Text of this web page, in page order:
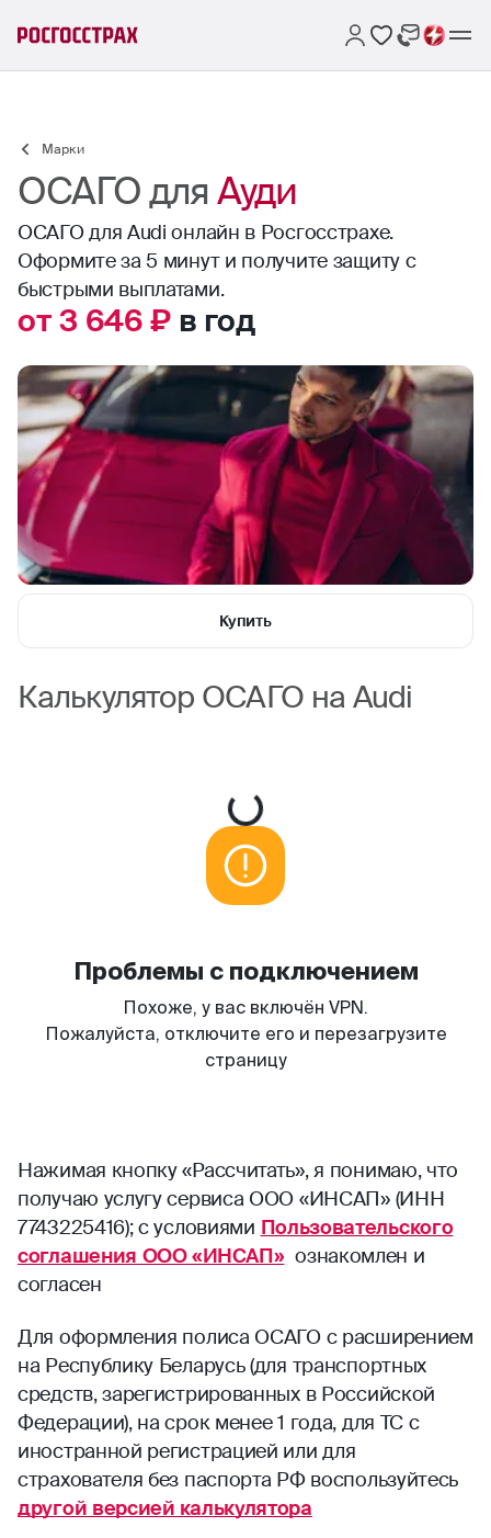
Марки
ОСАГО дляАуди
ОСАГО для Audi онлайн в Росгосстрахе.
Оформите за 5 минут и получите защиту с
быстрыми выплатами.
от 3 646 ₽ в год
Купить
Калькулятор ОСАГО на Audi
Нажимая кнопку «Рассчитать», я понимаю, что
получаю услугу сервиса ООО «ИНСАП» (ИНН
7743225416); с условиями Пользовательского
соглашения ООО «ИНСАП» ознакомлен и
согласен
Для оформления полиса ОСАГО с расширением
на Республику Беларусь (для транспортных
средств, зарегистрированных в Российской
Федерации), на срок менее 1 года, для ТС с
иностранной регистрацией или для
страхователя без паспорта РФ воспользуйтесь
другой версией калькулятора